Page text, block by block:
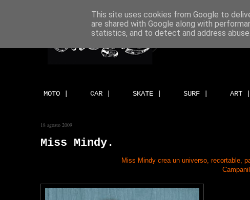
MOTO | CAR | SKATE | SURF | ART |
18 agosto 2009
Miss Mindy.
Miss Mindy crea un universo, recortable,
This site uses cookies from Google to
are shared with Google along with
statistics, and to detect and address abuse.